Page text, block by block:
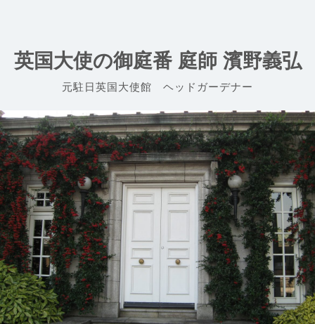
英国大使の御庭番 庭師 濱野義弘
元駐日英国大使館 ヘッドガーデナー